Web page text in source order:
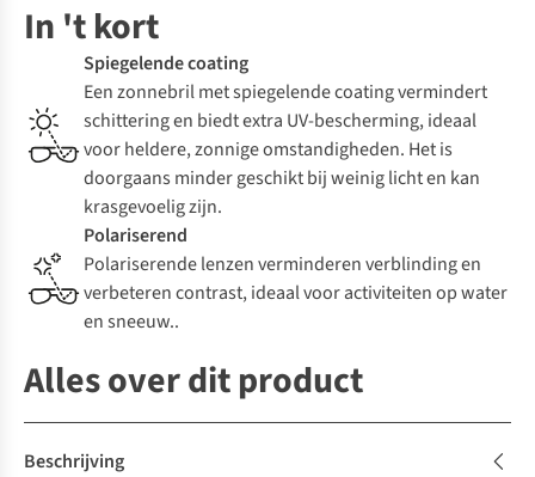
In 't kort
Spiegelende coating
Een zonnebril met spiegelende coating vermindert
schittering en biedt extra UV-bescherming, ideaal
voor heldere, zonnige omstandigheden. Het is
doorgaans minder geschikt bij weinig licht en kan
krasgevoelig zijn.
Polariserend
Polariserende lenzen verminderen verblinding en
verbeteren contrast, ideaal voor activiteiten op water
en sneeuw..
Alles over dit product
Beschrijving